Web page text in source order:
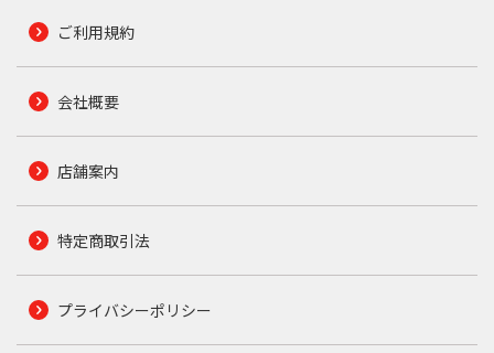
ご利用規約
会社概要
店舗案内
特定商取引法
プライバシーポリシー